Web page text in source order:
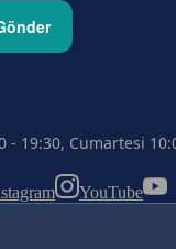
- 19:30, Cumartesi
YouTube